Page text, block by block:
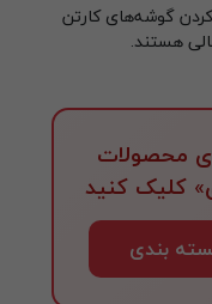
کردن گوشه‌های کارتن
هستند.
محصولات
کلیک کنید
بندی